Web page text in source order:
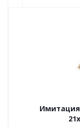
Имитация